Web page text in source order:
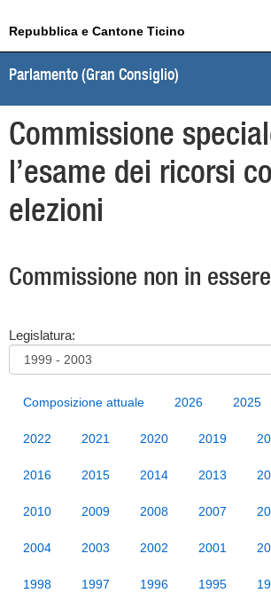
Repubblica e Cantone Ticino
Parlamento (Gran Consiglio)
Commissione
l’esame dei ricorsi
elezioni
Commissione non in essere
Legislatura:
Composizione attuale 2026 2025
2022 2021 2020 2019
2016 2015 2014 2013
2010 2009 2008 2007
2004 2003 2002 2001
1998 1997 1996 1995